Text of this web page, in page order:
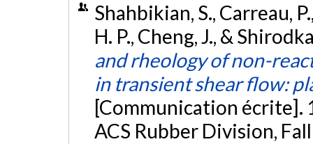
Shahbikian, S., Carreau,
H. P., Cheng, J., &
and rheology of non-
in transient shear flow:
[Communication écrite].
ACS Rubber Division,